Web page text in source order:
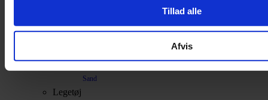
Tillad alle
Afvis
Spelt
Vat
Sand
Legetøj